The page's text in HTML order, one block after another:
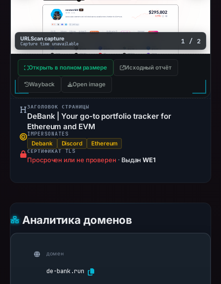
URLScan capture
Capture time unavailable 1 / 2
Открыть в полном размере Исходный отчёт
Wayback Open image
ЗАГОЛОВОК СТРАНИЦЫ
DeBank | Your go-to portfolio tracker for
Ethereum and EVM
IMPERSONATES
Debank Discord Ethereum
СЕРТИФИКАТ TLS
Просрочен или не проверен · ВыданWE1
Аналитика доменов
домен
de-bank.run